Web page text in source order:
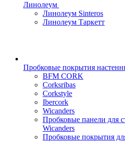
Линолеум
Линолеум Sinteros
Линолеум Таркетт
Пробковые покрытия
BFM CORK
Corksribas
Corkstyle
Ibercork
Wicanders
Пробковые панели для
Wicanders
Пробковые покрытия